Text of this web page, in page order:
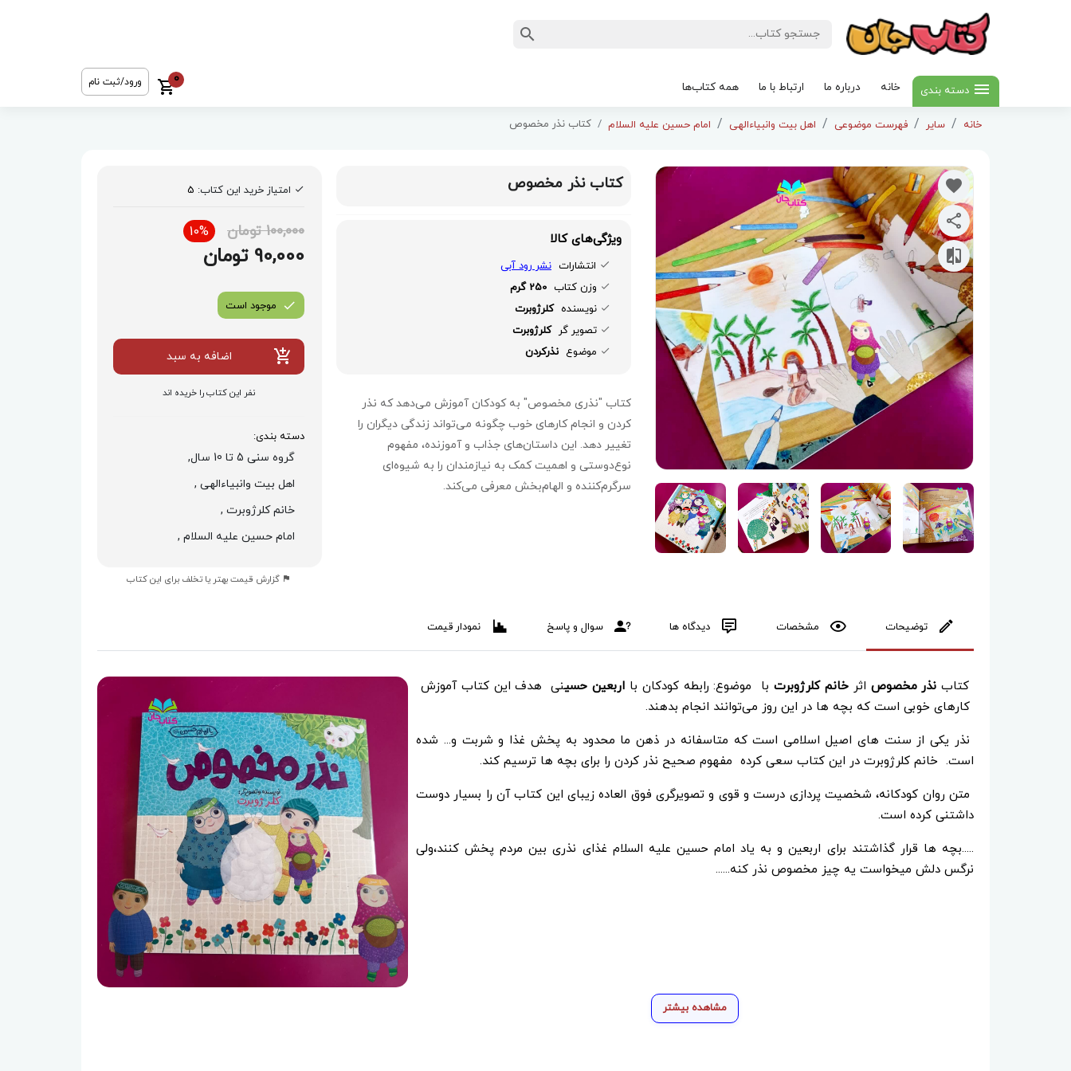
دسته بندی خانه درباره ما ارتباط با ما همه کتاب‌ها
0 ورود/ثبت نام
خانه سایر فهرست موضوعی اهل بیت وانبیاءالهی امام حسین علیه السلام کتاب نذر مخصوص
کتاب نذر مخصوص
ویژگی‌های کالا
انتشارات نشر رود آبی
وزن کتاب 250 گرم
نویسنده کلرژوبرت
تصویر گر کلرژوبرت
موضوع نذرکردن
کتاب "نذری مخصوص" به کودکان آموزش می‌دهد که نذر
کردن و انجام کارهای خوب چگونه می‌تواند زندگی دیگران را
تغییر دهد. این داستان‌های جذاب و آموزنده، مفهوم
نوع‌دوستی و اهمیت کمک به نیازمندان را به شیوه‌ای
سرگرم‌کننده و الهام‌بخش معرفی می‌کند.
امتیاز خرید این کتاب: 5
100,000 تومان 10%
90,000 تومان
موجود است
اضافه به سبد
نفر این کتاب را خریده اند
دسته بندی:
گروه سنی 5 تا 10 سال,
اهل بیت وانبیاءالهی ,
خانم کلرژوبرت ,
امام حسین علیه السلام ,
گزارش قیمت بهتر یا تخلف برای این کتاب
توضیحات مشخصات دیدگاه ها سوال و پاسخ نمودار قیمت
کتابنذر مخصوص اثر خانم کلرژوبرت با موضوع: رابطه کودکان با اربعین حسینی هدف این کتاب آموزش
کارهای خوبی است که بچه ها در این روز می‌توانند انجام بدهند.
نذر یکی از سنت های اصیل اسلامی است که متاسفانه در ذهن ما محدود به پخش غذا و شربت و... شده
است. خانم کلرژوبرت در این کتاب سعی کرده مفهوم صحیح نذر کردن را برای بچه ها ترسیم کند.
متن روان کودکانه، شخصیت پردازی درست و قوی و تصویرگری فوق العاده زیبای این کتاب آن را بسیار دوست
داشتنی کرده است.
.....بچه ها قرار گذاشتند برای اربعین و به یاد امام حسین علیه السلام غذای نذری بین مردم پخش کنند،ولی
نرگس دلش میخواست یه چیز مخصوص نذر کنه......
مشاهده بیشتر